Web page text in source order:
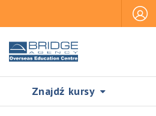
Znajdź kursy